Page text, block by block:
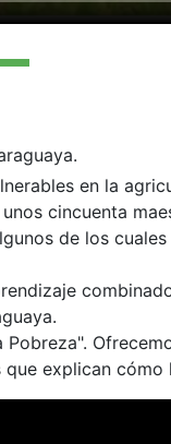
en la
cincuenta
de los
explican